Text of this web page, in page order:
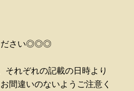
さい◎◎◎
それぞれの記載の日時より
間違いのないようご注意く